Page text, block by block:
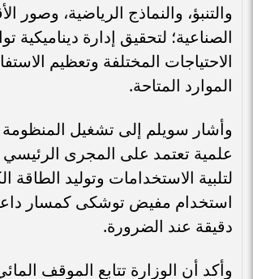
والتنبؤ، والنماذج الرياضية، وصور
الصناعية؛ لتحقيق إدارة ديناميكية
الاحتياجات المختلفة وتعظيم
الموارد المتاحة.
وأشار سويلم إلى تشغيل
علمية تعتمد على المجرى الرئيسي
لتلبية الاستخدامات وتوليد الطاقة
استخدام مفيض توشكى كمسار
دقيقة عند الضرورة.
وأكد أن الوزارة تتابع الموقف